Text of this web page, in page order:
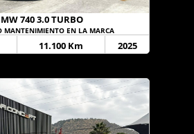
740 3.0 TURBO
MANTENIMIENTO EN LA MARCA
11.100 Km 2025